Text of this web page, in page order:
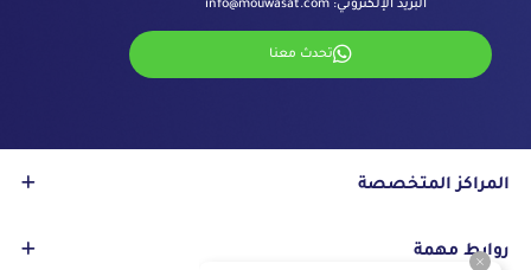
البريد الإلكتروني: info@mouwasat.com
تحدث معنا
المراكز المتخصصة
مركز الجراحة بالروبوت
روابط مهمة